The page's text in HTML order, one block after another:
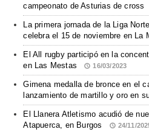
campeonato de Asturias de cross
La primera jornada de la Liga
celebra el 15 de noviembre en La
El All rugby participó en la
en Las Mestas
16/03/2023
Gimena medalla de bronce en el
lanzamiento de martillo y oro en
El Llanera Atletismo acudió de
Atapuerca, en Burgos
24/11/